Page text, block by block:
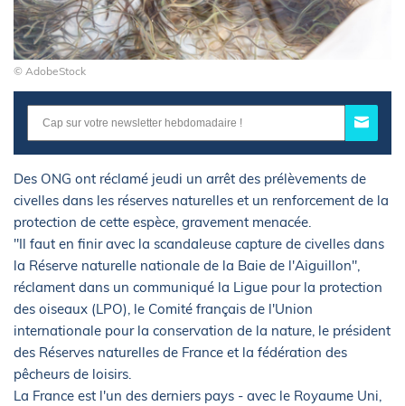
© AdobeStock
Des ONG ont réclamé jeudi un arrêt des prélèvements de
civelles dans les réserves naturelles et un renforcement de la
protection de cette espèce, gravement menacée.
"Il faut en finir avec la scandaleuse capture de civelles dans
la Réserve naturelle nationale de la Baie de l'Aiguillon",
réclament dans un communiqué la Ligue pour la protection
des oiseaux (LPO), le Comité français de l'Union
internationale pour la conservation de la nature, le président
des Réserves naturelles de France et la fédération des
pêcheurs de loisirs.
La France est l'un des derniers pays - avec le Royaume Uni,